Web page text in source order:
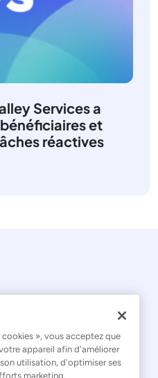
Services a
et
réactives
droits réservés.
», vous acceptez que
appareil afin d'améliorer
utilisation, d'optimiser ses
marketing.